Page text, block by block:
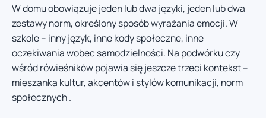
W domu obowiązuje jeden lub dwa języki, jeden lub dwa
zestawy norm, określony sposób wyrażania emocji. W
szkole – inny język, inne kody społeczne, inne
oczekiwania wobec samodzielności. Na podwórku czy
wśród rówieśników pojawia się jeszcze trzeci kontekst –
mieszanka kultur, akcentów i stylów komunikacji, norm
społecznych .